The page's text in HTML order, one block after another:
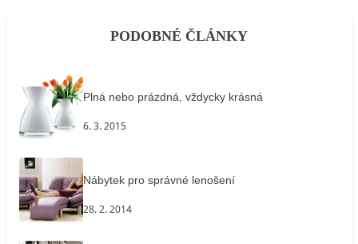
PODOBNÉ ČLÁNKY
Plná nebo prázdná, vždycky krásná
6. 3. 2015
Nábytek pro správné lenošení
28. 2. 2014